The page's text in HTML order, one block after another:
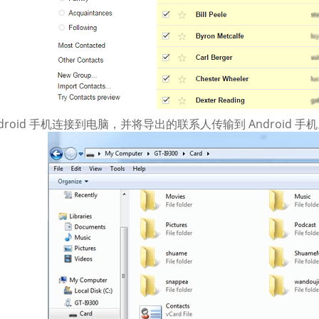
手机连接到电脑，并将导出的联系人传输到 Android 手